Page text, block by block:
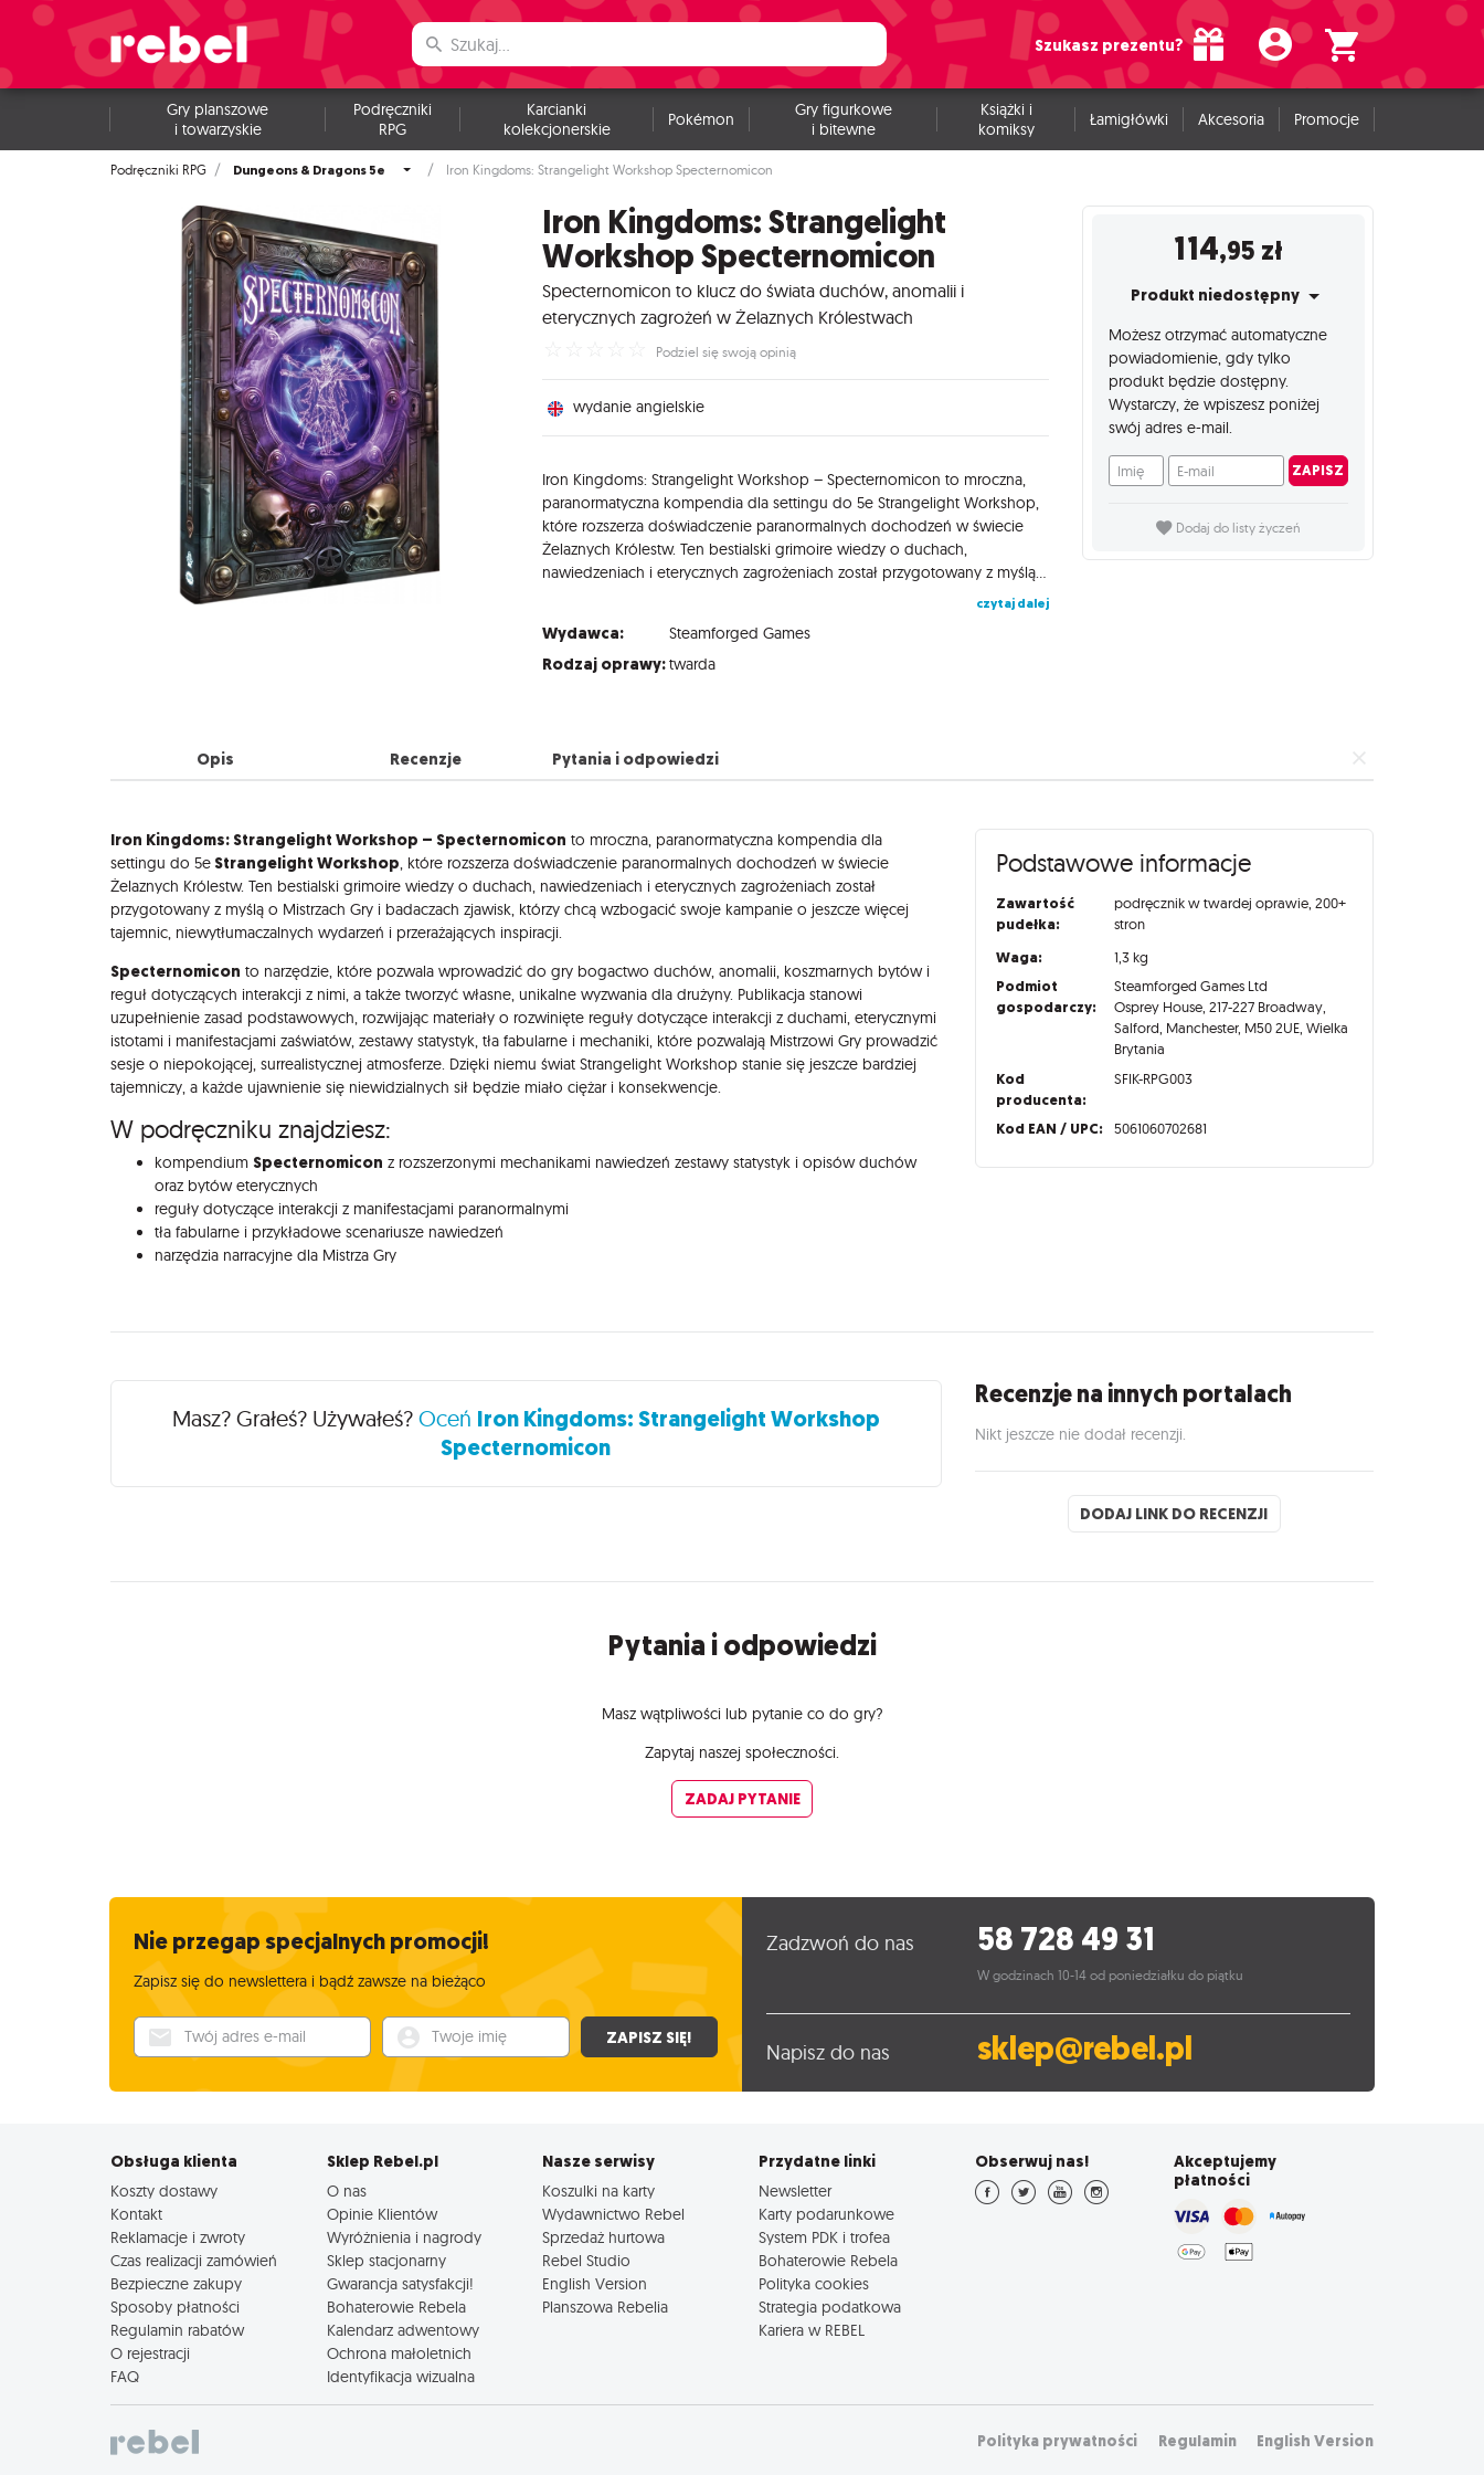
Szukasz prezentu?
Gry planszowe
i towarzyskie
Podręczniki
RPG
Karcianki
kolekcjonerskie
Pokémon
Gry figurkowe
i bitewne
Książki i
komiksy
Łamigłówki Akcesoria Promocje
Podręczniki RPG Dungeons & Dragons 5e Iron Kingdoms: Strangelight Workshop Specternomicon
Iron Kingdoms: Strangelight
Workshop Specternomicon
Specternomicon to klucz do świata duchów, anomalii i
eterycznych zagrożeń w Żelaznych Królestwach
Podziel się swoją opinią
wydanie angielskie
Iron Kingdoms: Strangelight Workshop – Specternomicon to mroczna,
paranormatyczna kompendia dla settingu do 5e Strangelight Workshop,
które rozszerza doświadczenie paranormalnych dochodzeń w świecie
Żelaznych Królestw. Ten bestialski grimoire wiedzy o duchach,
czytaj dalej
Wydawca: Steamforged Games
Rodzaj oprawy:twarda
114,95 zł
Produkt niedostępny
Możesz otrzymać automatyczne
powiadomienie, gdy tylko
produkt będzie dostępny.
Wystarczy, że wpiszesz poniżej
swój adres e-mail.
Imię E-mail ZAPISZ
Dodaj do listy życzeń
Opis Recenzje Pytania i odpowiedzi
Opis
Iron Kingdoms: Strangelight Workshop – Specternomicon to mroczna, paranormatyczna kompendia dla
settingu do 5e Strangelight Workshop, które rozszerza doświadczenie paranormalnych dochodzeń w świecie
Żelaznych Królestw. Ten bestialski grimoire wiedzy o duchach, nawiedzeniach i eterycznych zagrożeniach został
przygotowany z myślą o Mistrzach Gry i badaczach zjawisk, którzy chcą wzbogacić swoje kampanie o jeszcze więcej
tajemnic, niewytłumaczalnych wydarzeń i przerażających inspiracji.
Specternomicon to narzędzie, które pozwala wprowadzić do gry bogactwo duchów, anomalii, koszmarnych bytów i
reguł dotyczących interakcji z nimi, a także tworzyć własne, unikalne wyzwania dla drużyny. Publikacja stanowi
uzupełnienie zasad podstawowych, rozwijając materiały o rozwinięte reguły dotyczące interakcji z duchami, eterycznymi
istotami i manifestacjami zaświatów, zestawy statystyk, tła fabularne i mechaniki, które pozwalają Mistrzowi Gry prowadzić
sesje o niepokojącej, surrealistycznej atmosferze. Dzięki niemu świat Strangelight Workshop stanie się jeszcze bardziej
tajemniczy, a każde ujawnienie się niewidzialnych sił będzie miało ciężar i konsekwencje.
W podręczniku znajdziesz:
kompendium Specternomicon z rozszerzonymi mechanikami nawiedzeń zestawy statystyk i opisów duchów
oraz bytów eterycznych
reguły dotyczące interakcji z manifestacjami paranormalnymi
tła fabularne i przykładowe scenariusze nawiedzeń
narzędzia narracyjne dla Mistrza Gry
Podstawowe informacje
Zawartość
pudełka:
podręcznik w twardej oprawie, 200+
stron
Waga: 1,3 kg
Podmiot
gospodarczy:
Steamforged Games Ltd
Osprey House, 217-227 Broadway,
Salford, Manchester, M50 2UE, Wielka
Brytania
Kod
producenta:
SFIK-RPG003
Kod EAN / UPC: 5061060702681
Recenzje
Masz? Grałeś? Używałeś? Oceń Iron Kingdoms: Strangelight Workshop
Specternomicon
Recenzje na innych portalach
Nikt jeszcze nie dodał recenzji.
DODAJ LINK DO RECENZJI
Pytania i odpowiedzi
Masz wątpliwości lub pytanie co do gry?
Zapytaj naszej społeczności.
ZADAJ PYTANIE
Nie przegap specjalnych promocji!
Zapisz się do newslettera i bądź zawsze na bieżąco
Twój adres e-mail Twoje imię ZAPISZ SIĘ!
Zadzwoń do nas 58 728 49 31
W godzinach 10-14 od poniedziałku do piątku
Napisz do nas sklep@rebel.pl
Obsługa klienta
Koszty dostawy
Kontakt
Reklamacje i zwroty
Czas realizacji zamówień
Bezpieczne zakupy
Sposoby płatności
Regulamin rabatów
O rejestracji
FAQ
Sklep Rebel.pl
O nas
Opinie Klientów
Wyróżnienia i nagrody
Sklep stacjonarny
Gwarancja satysfakcji!
Bohaterowie Rebela
Kalendarz adwentowy
Ochrona małoletnich
Identyfikacja wizualna
Nasze serwisy
Koszulki na karty
Wydawnictwo Rebel
Sprzedaż hurtowa
Rebel Studio
English Version
Planszowa Rebelia
Przydatne linki
Newsletter
Karty podarunkowe
System PDK i trofea
Bohaterowie Rebela
Polityka cookies
Strategia podatkowa
Kariera w REBEL
Obserwuj nas!
Akceptujemy
płatności
Polityka prywatności Regulamin English Version